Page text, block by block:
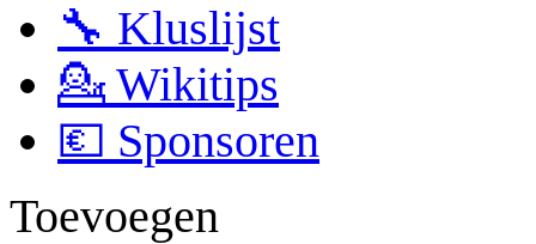
🔧 Kluslijst
💁 Wikitips
💶 Sponsoren
Toevoegen